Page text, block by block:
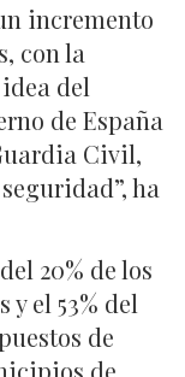
incremento
con la
del
de España
Civil,
ha
20% de los
y el 53% del
de
de